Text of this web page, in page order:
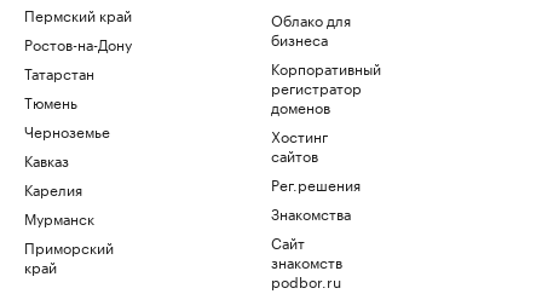
Пермский край
Ростов-на-Дону
Татарстан
Тюмень
Черноземье
Кавказ
Карелия
Мурманск
Приморский
край
Облако для
бизнеса
Корпоративный
регистратор
доменов
Хостинг
сайтов
Рег.решения
Знакомства
Сайт
знакомств
podbor.ru